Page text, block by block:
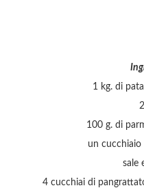
1 kg. di
100 g. di
un
sale
4 cucchiai di